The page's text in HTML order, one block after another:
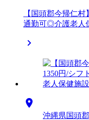
【国頭郡今帰仁
通勤可◎介護老人


沖縄県国頭